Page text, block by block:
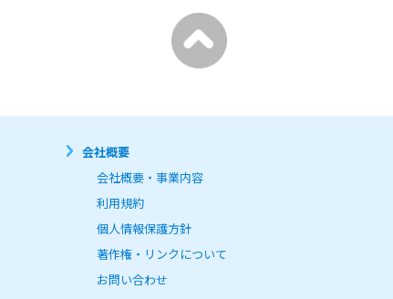
わせ回答、当社が行う職
せん。
安全管理が図られるよ
会社概要
会社概要・事業内容
利用規約
個人情報保護方針
著作権・リンクについて
お問い合わせ